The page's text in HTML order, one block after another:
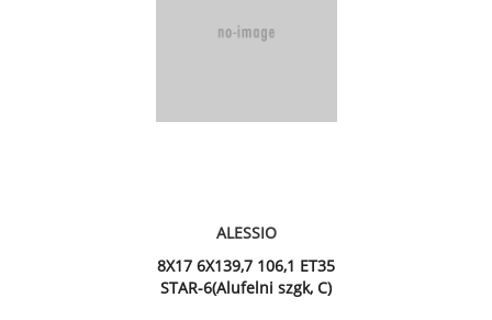
ALESSIO
8X17 6X139,7 106,1 ET35
STAR-6(Alufelni szgk, C)